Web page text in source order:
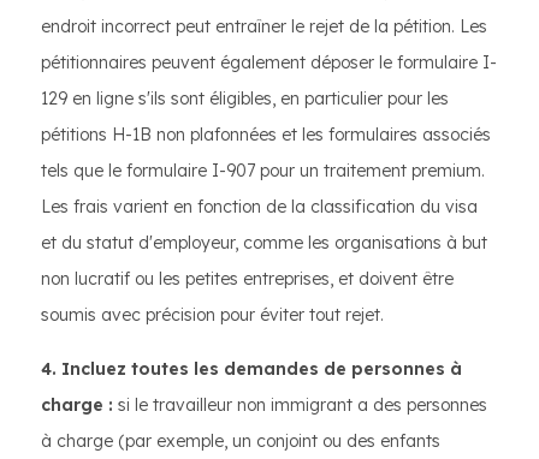
endroit incorrect peut entraîner le rejet de la pétition. Les
pétitionnaires peuvent également déposer le formulaire I-
129 en ligne s'ils sont éligibles, en particulier pour les
pétitions H-1B non plafonnées et les formulaires associés
tels que le formulaire I-907 pour un traitement premium.
Les frais varient en fonction de la classification du visa
et du statut d'employeur, comme les organisations à but
non lucratif ou les petites entreprises, et doivent être
soumis avec précision pour éviter tout rejet.
4. Incluez toutes les demandes de personnes à
charge : si le travailleur non immigrant a des personnes
à charge (par exemple, un conjoint ou des enfants